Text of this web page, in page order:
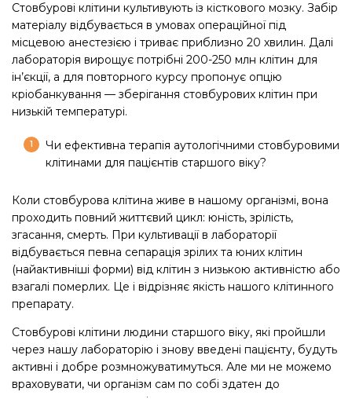
Стовбурові клітини культивують із кісткового мозку. Забір
матеріалу відбувається в умовах операційної під
місцевою анестезією і триває приблизно 20 хвилин. Далі
лабораторія вирощує потрібні 200-250 млн клітин для
ін’єкції, а для повторного курсу пропонує опцію
кріобанкування — зберігання стовбурових клітин при
низькій температурі.
Чи ефективна терапія аутологічними стовбуровими
клітинами для пацієнтів старшого віку?
Коли стовбурова клітина живе в нашому організмі, вона
проходить повний життєвий цикл: юність, зрілість,
згасання, смерть. При культивації в лабораторії
відбувається певна сепарація зрілих та юних клітин
(найактивніші форми) від клітин з низькою активністю або
взагалі померлих. Це і відрізняє якість нашого клітинного
препарату.
Стовбурові клітини людини старшого віку, які пройшли
через нашу лабораторію і знову введені пацієнту, будуть
активні і добре розмножуватимуться. Але ми не можемо
враховувати, чи організм сам по собі здатен до